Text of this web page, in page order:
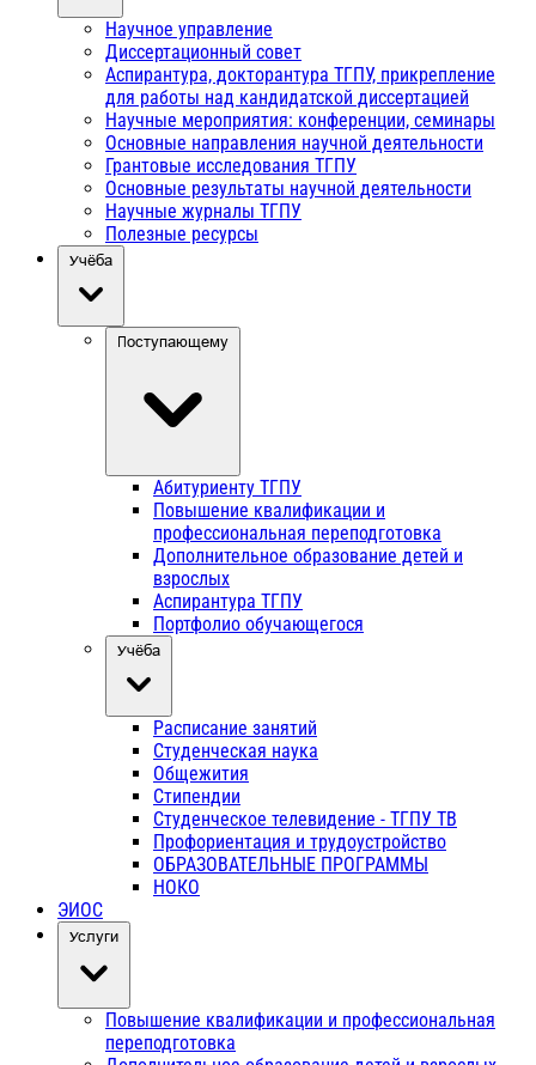
Научное управление
Диссертационный совет
Аспирантура, докторантура ТГПУ, прикрепление
для работы над кандидатской диссертацией
Научные мероприятия: конференции, семинары
Основные направления научной деятельности
Грантовые исследования ТГПУ
Основные результаты научной деятельности
Научные журналы ТГПУ
Полезные ресурсы
Учёба
Поступающему
Абитуриенту ТГПУ
Повышение квалификации и
профессиональная переподготовка
Дополнительное образование детей и
взрослых
Аспирантура ТГПУ
Портфолио обучающегося
Учёба
Расписание занятий
Студенческая наука
Общежития
Стипендии
Студенческое телевидение - ТГПУ ТВ
Профориентация и трудоустройство
ОБРАЗОВАТЕЛЬНЫЕ ПРОГРАММЫ
НОКО
ЭИОС
Услуги
Повышение квалификации и профессиональная
переподготовка